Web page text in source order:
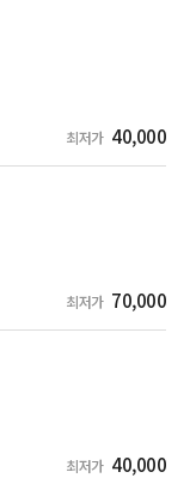
최저가 40,000
최저가 70,000
최저가 40,000